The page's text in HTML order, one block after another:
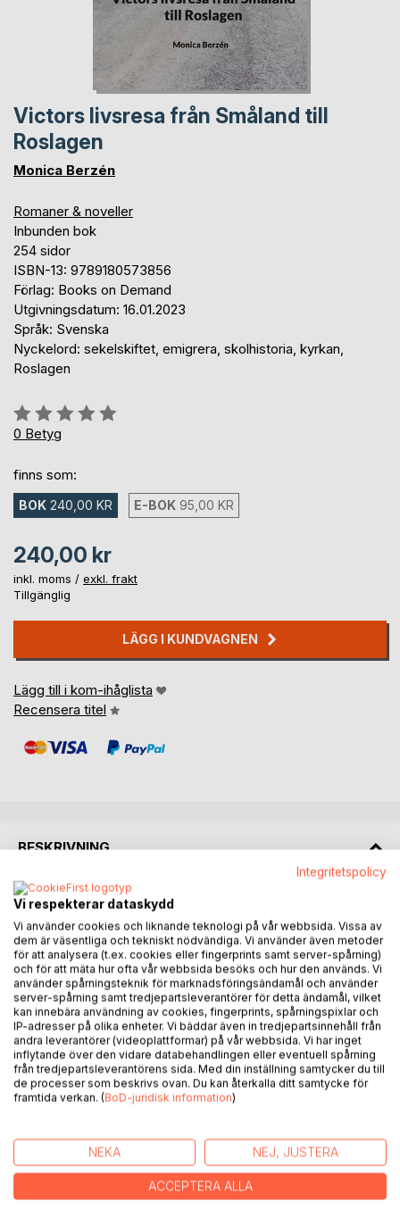
Victors livsresa från Småland till
Roslagen
Monica Berzén
Romaner & noveller
Inbunden bok
254 sidor
ISBN-13: 9789180573856
Förlag: Books on Demand
Utgivningsdatum: 16.01.2023
Språk: Svenska
Nyckelord: sekelskiftet, emigrera, skolhistoria, kyrkan,
Roslagen
Betyg::
0%
0 Betyg
finns som:
BOK 240,00 KR E-BOK 95,00 KR
240,00 kr
inkl. moms / exkl. frakt
Tillgänglig
LÄGG I KUNDVAGNEN
Lägg till i kom-ihåglista
Recensera titel
BESKRIVNING
Boken du har i din hand är ingen faktabok även om
innehållet bygger på berättelser från dagböcker, protokoll
och brev från Amerika, och den rör sig över tiden från
mitten av 1800-talet till mitten av 1900-talet. Bokens röda
tråd är en enkel korgmakarson, Victor, och hans för tiden
ovanliga klassresa. Denne man var en mångsysslare, med
ett stort mått av engagemang. Han åstadkom därför
mycket och nådde vad många andra aldrig kunde uppnå.
Boken presenterar också andra människors öden och
andra händelser under den aktuella tiden, då så många
lämnade Sverige av ett flertal orsaker, men oftast på grund
av fattigdom, religion eller annat förtryck.
Eller är de en polerad sanning? Kanske får just du din
nyfikenhet väckt av denna bok!
Integritetspolicy
Vi respekterar dataskydd
Vi använder cookies och liknande teknologi på vår webbsida. Vissa av
dem är väsentliga och tekniskt nödvändiga. Vi använder även metoder
för att analysera (t.ex. cookies eller fingerprints samt server-spårning)
och för att mäta hur ofta vår webbsida besöks och hur den används. Vi
använder spårningsteknik för marknadsföringsändamål och använder
server-spårning samt tredjepartsleverantörer för detta ändamål, vilket
kan innebära användning av cookies, fingerprints, spårningspixlar och
IP-adresser på olika enheter. Vi bäddar även in tredjepartsinnehåll från
andra leverantörer (videoplattformar) på vår webbsida. Vi har inget
inflytande över den vidare databehandlingen eller eventuell spårning
från tredjepartsleverantörens sida. Med din inställning samtycker du till
de processer som beskrivs ovan. Du kan återkalla ditt samtycke för
framtida verkan. (BoD-juridisk information)
NEKA NEJ, JUSTERA
ACCEPTERA ALLA